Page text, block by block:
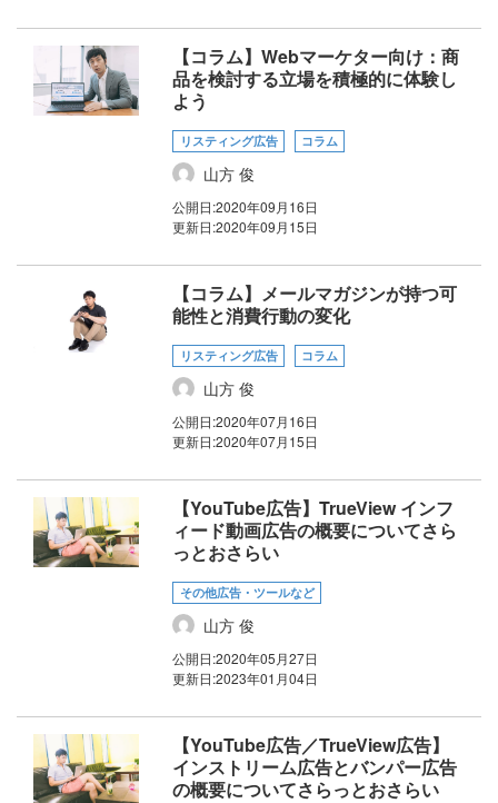
【コラム】Webマーケター向け：商
品を検討する立場を積極的に体験し
よう
リスティング広告 コラム
山方 俊
公開日:2020年09月16日
更新日:2020年09月15日
【コラム】メールマガジンが持つ可
能性と消費行動の変化
リスティング広告 コラム
山方 俊
公開日:2020年07月16日
更新日:2020年07月15日
【YouTube広告】TrueView インフ
ィード動画広告の概要についてさら
っとおさらい
その他広告・ツールなど
山方 俊
公開日:2020年05月27日
更新日:2023年01月04日
【YouTube広告／TrueView広告】
インストリーム広告とバンパー広告
の概要についてさらっとおさらい